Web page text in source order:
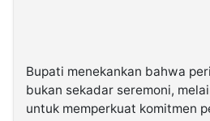
Bupati menekankan bahwa
bukan sekadar seremoni,
untuk memperkuat komitmen